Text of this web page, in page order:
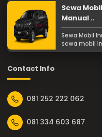
Sewa
Manual ..
Sewa Mobil
sewa mobil
Contact Info
081 252 222 062
081 334 603 687